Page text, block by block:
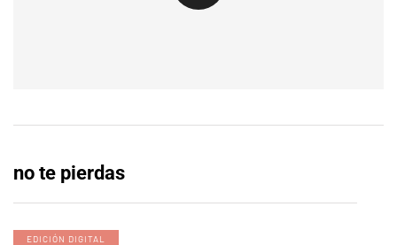
no te pierdas
EDICIÓN DIGITAL